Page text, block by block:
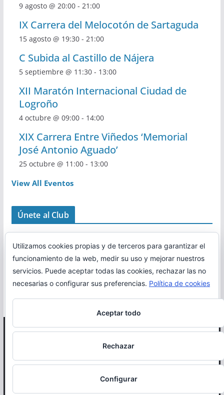
9 agosto @ 20:00- 21:00
IX Carrera del Melocotón de Sartaguda
15 agosto @ 19:30- 21:00
C Subida al Castillo de Nájera
5 septiembre @ 11:30- 13:00
XII Maratón Internacional Ciudad de
Logroño
4 octubre @ 09:00- 14:00
XIX Carrera Entre Viñedos ‘Memorial
José Antonio Aguado’
25 octubre @ 11:00- 13:00
View All Eventos
Únete al Club
Correr en La Rioja
Otro proyecto deMiRioja
Utilizamos cookies propias y de terceros para garantizar el
funcionamiento de la web, medir su uso y mejorar nuestros
servicios. Puede aceptar todas las cookies, rechazar las no
necesarias o configurar sus preferencias. Política de cookies
Aceptar todo
Rechazar
Configurar